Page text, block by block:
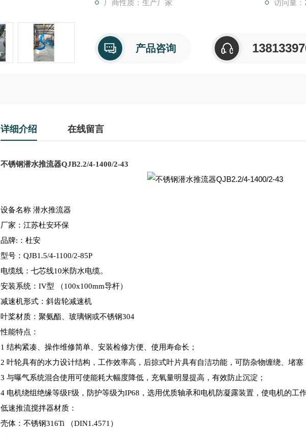
厂商性质：生产厂家 访问量：
产品咨询
详细介绍 在线留言
不锈钢潜水推流器QJB2.2/4-1400/2-43
设备名称 潜水推流器
厂家：江苏杜安环保
品牌: ：杜安
型号：QJB1.5/4-1100/2-85P
电缆线：七芯线10米防水电缆。
安装系统：IV型 （100x100mm导杆）
减速机形式：斜齿轮减速机
叶桨材质：聚氨酯、玻璃钢或不锈钢304
性能特点：
1 结构紧凑、操作维修简单、安装检修方便、使用寿命长；
2 叶轮具有的水力设计结构，工作效率高，后掠式叶片具有自洁功能，可防杂物缠绕、堵塞
3 与曝气系统混合使用可使能耗大幅度降低，充氧量明显提高，有效防止沉淀；
4 电机绕组绝缘等级F级，防护等级为IP68 ，选用优质轴承和电机防凝露装置，使电机的工作
低速推流搅拌器材质：
壳体：不锈钢316Ti （DIN1.4571）